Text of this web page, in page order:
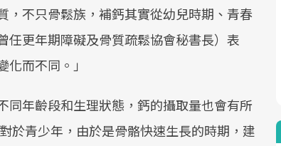
不只骨鬆族，補鈣其實從幼兒時期、青春
任更年期障礙及骨質疏鬆協會秘書長）表
而不同。」
同年齡段和生理狀態，鈣的攝取量也會有所
於青少年，由於是骨骼快速生長的時期，建
關注的核心議題。然而，健檢不只是醫
療院所的服務，更是民眾了解自身健康
狀況、啟動健康管理的重要起點。